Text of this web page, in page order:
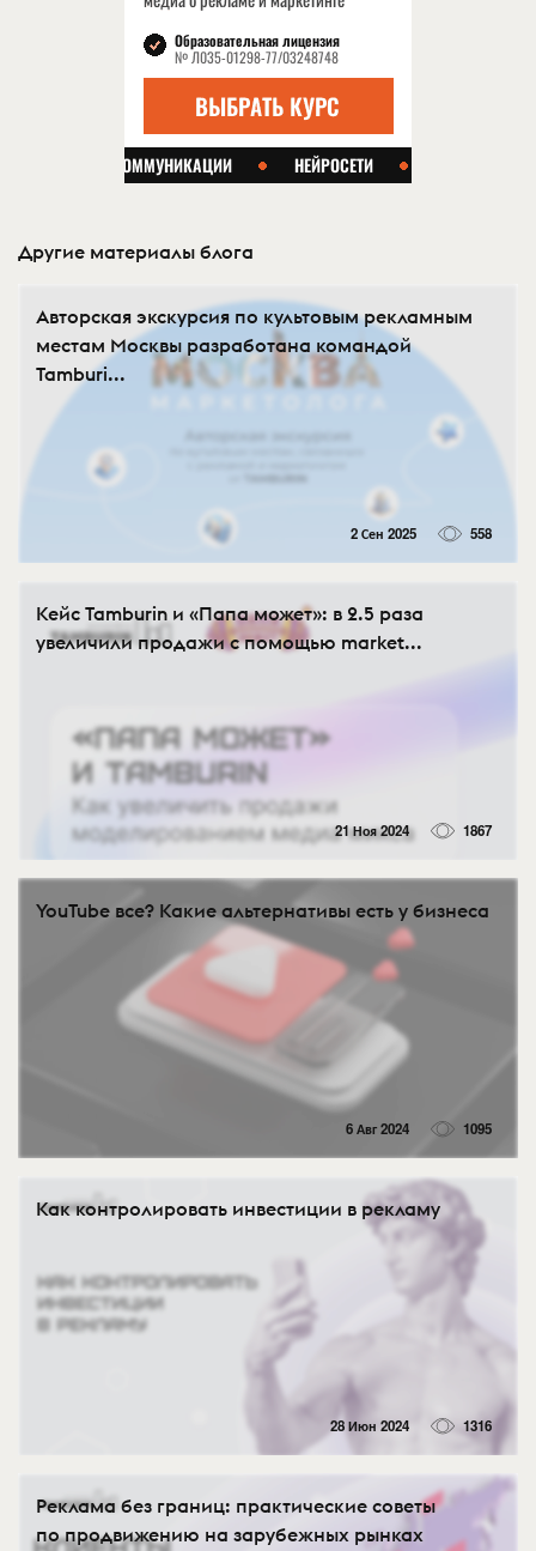
Другие материалы блога
Авторская экскурсия по культовым рекламным
местам Москвы разработана командой
Tamburi...
2 Сен 2025 558
Кейс Tamburin и «Папа может»: в 2.5 раза
увеличили продажи с помощью market...
21 Ноя 2024 1867
YouTube все? Какие альтернативы есть у бизнеса
6 Авг 2024 1095
Как контролировать инвестиции в рекламу
28 Июн 2024 1316
Реклама без границ: практические советы
по продвижению на зарубежных рынках